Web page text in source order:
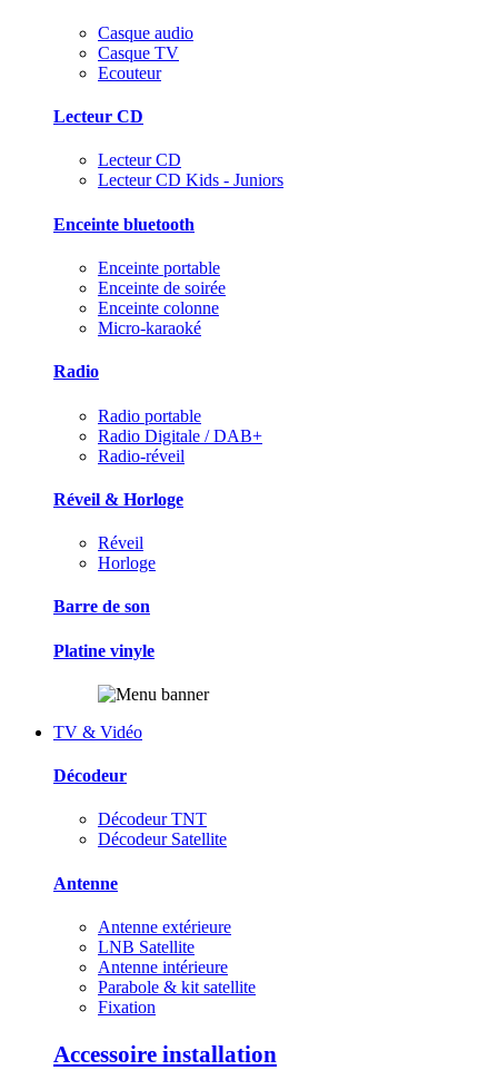
Casque audio
Casque TV
Ecouteur
Lecteur CD
Lecteur CD
Lecteur CD Kids - Juniors
Enceinte bluetooth
Enceinte portable
Enceinte de soirée
Enceinte colonne
Micro-karaoké
Radio
Radio portable
Radio Digitale / DAB+
Radio-réveil
Réveil & Horloge
Réveil
Horloge
Barre de son
Platine vinyle
TV & Vidéo
Décodeur
Décodeur TNT
Décodeur Satellite
Antenne
Antenne extérieure
LNB Satellite
Antenne intérieure
Parabole & kit satellite
Fixation
Accessoire installation